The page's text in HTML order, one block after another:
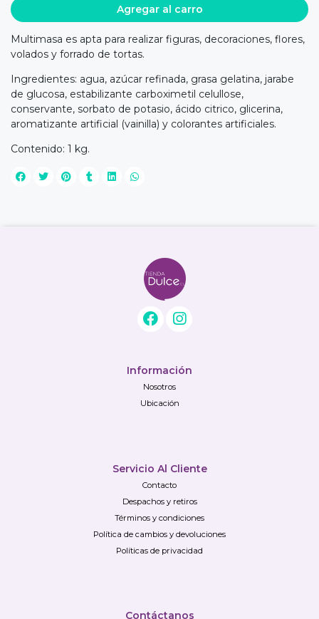
Agregar al carro
Multimasa es apta para realizar figuras, decoraciones, flores,
volados y forrado de tortas.
Ingredientes: agua, azúcar refinada, grasa gelatina, jarabe
de glucosa, estabilizante carboximetil celullose,
conservante, sorbato de potasio, ácido citrico, glicerina,
aromatizante artificial (vainilla) y colorantes artificiales.
Contenido: 1 kg.
Información
Nosotros
Ubicación
Servicio Al Cliente
Contacto
Despachos y retiros
Términos y condiciones
Política de cambios y devoluciones
Políticas de privacidad
Contáctanos